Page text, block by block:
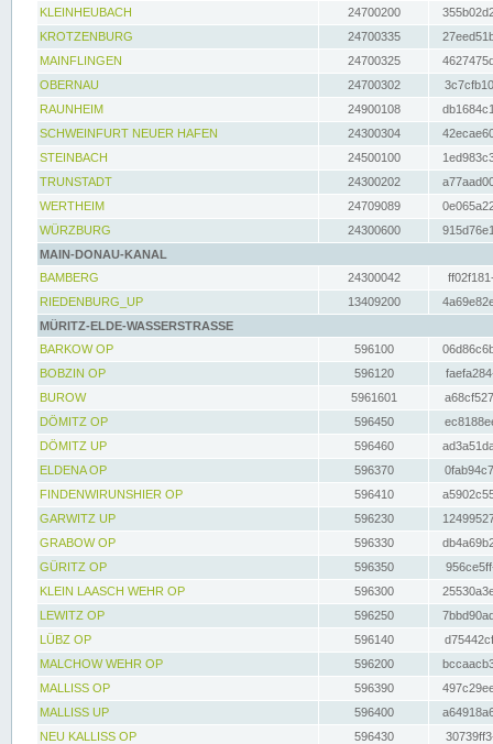
KLEINHEUBACH 24700200
KROTZENBURG
24700335
MAINFLINGEN
24700325
OBERNAU
24700302
RAUNHEIM
24900108
SCHWEINFURT NEUER HAFEN
24300304
STEINBACH
24500100
TRUNSTADT
24300202
WERTHEIM
24709089
WÜRZBURG
24300600
MAIN-DONAU-KANAL
BAMBERG
24300042
RIEDENBURG_UP
13409200
MÜRITZ-ELDE-WASSERSTRASSE
BARKOW OP
596100
BOBZIN OP
596120
BUROW
5961601
DÖMITZ OP
596450
DÖMITZ UP
596460
ELDENA OP
596370
FINDENWIRUNSHIER OP
596410
GARWITZ UP
596230
GRABOW OP
596330
GÜRITZ OP
596350
KLEIN LAASCH WEHR OP
596300
LEWITZ OP
596250
LÜBZ OP
596140
MALCHOW WEHR OP
596200
MALLISS OP
596390
MALLISS UP
596400
NEU KALLISS OP
596430